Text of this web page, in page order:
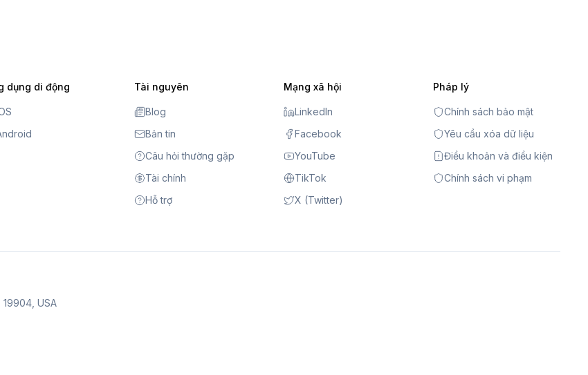
dụng di động Tài nguyên
Blog
Bản tin
Câu hỏi thường gặp
Tài chính
Hỗ trợ
Mạng xã hội
LinkedIn
Facebook
YouTube
TikTok
X (Twitter)
Pháp lý
Chính sách bảo mật
Yêu cầu xóa dữ liệu
Điều khoản và điều kiện
Chính sách vi phạm
USA